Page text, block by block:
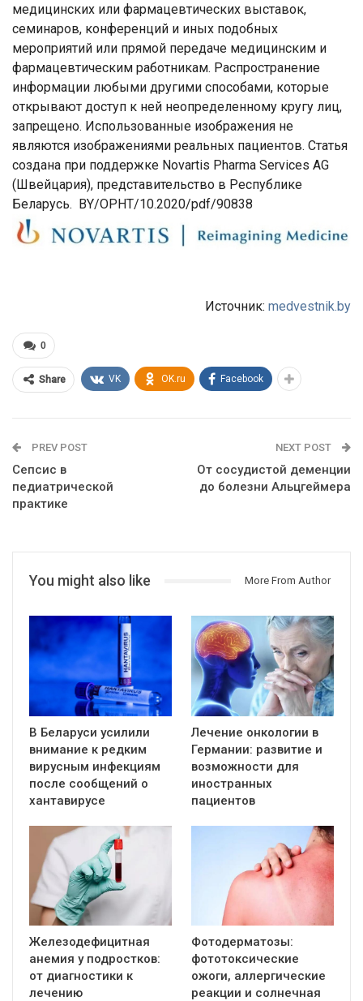
медицинских или фармацевтических выставок,
семинаров, конференций и иных подобных
мероприятий или прямой передаче медицинским и
фармацевтическим работникам. Распространение
информации любыми другими способами, которые
открывают доступ к ней неопределенному кругу лиц,
запрещено. Использованные изображения не
являются изображениями реальных пациентов. Статья
создана при поддержке Novartis Pharma Services AG
(Швейцария), представительство в Республике
Беларусь. BY/OPHT/10.2020/pdf/90838
Источник: medvestnik.by
0
Share VK OK.ru Facebook
PREV POST
Сепсис в
педиатрической
практике
NEXT POST
От сосудистой деменции
до болезни Альцгеймера
You might also like More From Author
В Беларуси усилили
внимание к редким
вирусным инфекциям
после сообщений о
хантавирусе
Лечение онкологии в
Германии: развитие и
возможности для
иностранных
пациентов
Железодефицитная
анемия у подростков:
от диагностики к
лечению
Фотодерматозы:
фототоксические
ожоги, аллергические
реакции и солнечная